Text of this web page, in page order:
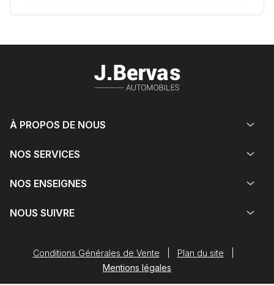
À PROPOS DE NOUS
NOS SERVICES
NOS ENSEIGNES
NOUS SUIVRE
Conditions Générales de Vente Plan du site
Mentions légales